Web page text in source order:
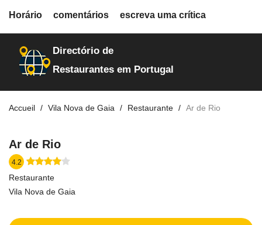
restaurantes
Directório de
Restaurantes em Portugal
Accueil Vila Nova de Gaia Restaurante Ar de Rio
Ar de Rio
4.2
Restaurante
Vila Nova de Gaia
Horário comentários escreva uma crítica